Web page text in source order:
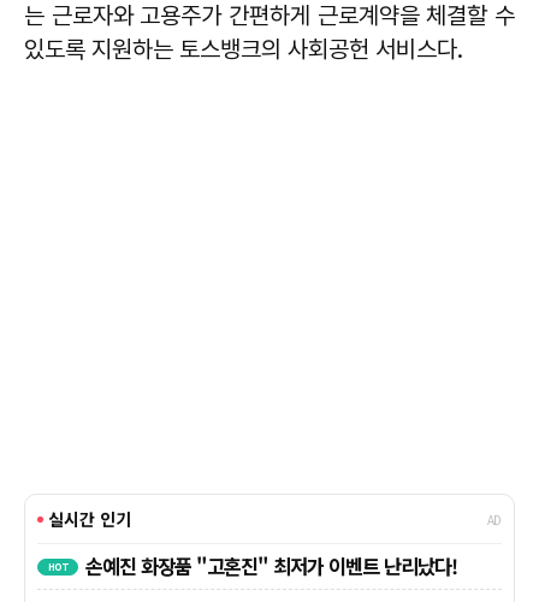
는 근로자와 고용주가 간편하게 근로계약을 체결할 수
있도록 지원하는 토스뱅크의 사회공헌 서비스다.